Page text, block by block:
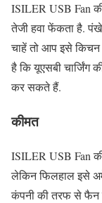
ISILER USB Fan
तेजी हवा फेंकता है. पंखे
चाहें तो आप इसे
है कि यूएसबी चार्जिंग
कर सकते हैं.
कीमत
ISILER USB Fan
लेकिन फिलहाल इसे
कंपनी की तरफ से फैन